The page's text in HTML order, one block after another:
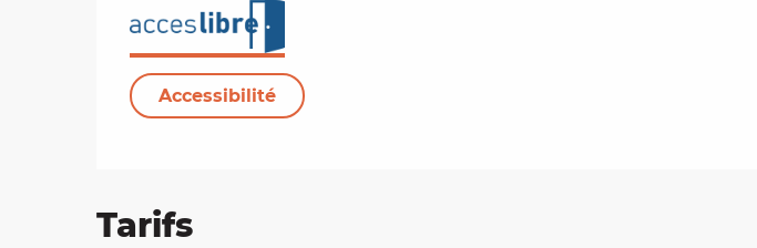
Accessibilité
Tarifs